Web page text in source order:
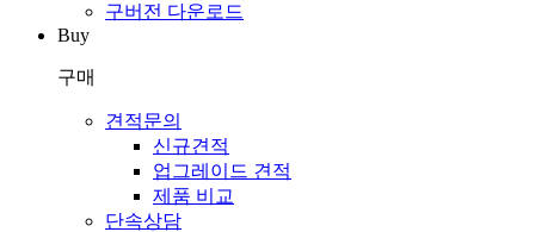
구버전 다운로드
Buy
구매
견적문의
신규견적
업그레이드 견적
제품 비교
단속상담